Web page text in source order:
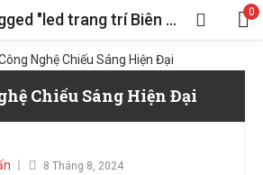
Posts tagged "led trang trí Biên Hòa" 0
Chiếu Sáng Hiện Đại
8 Tháng 8, 2024